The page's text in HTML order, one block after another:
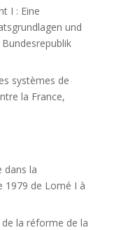
I : Eine
und
systèmes de
la France,
dans la
1979 de Lomé I à
de la réforme de la